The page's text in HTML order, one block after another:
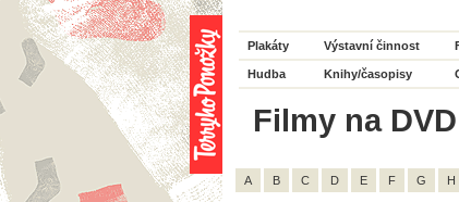
Plakáty Výstavní činnost
Hudba Knihy/časopisy
Filmy na
A B C D E F G H